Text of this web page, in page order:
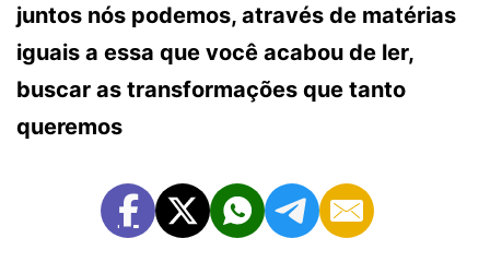
juntos nós podemos, através de matérias
iguais a essa que você acabou de ler,
buscar as transformações que tanto
queremos